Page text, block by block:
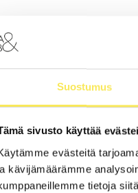
Suostumus
sivusto käyttää
evästeitä
kävijämäärämme
tietoja